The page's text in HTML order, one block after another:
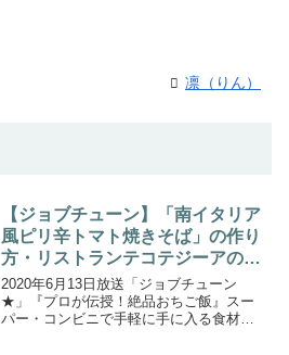
凛（りん）
【ジョブチューン】「南イタリア
風ピリ辛トマト焼きそば」の作り
方・リストランテコテジーアの江
部シェフが伝授 絶品おうちご飯
(2020.6.13)
2020年6月13日放送「ジョブチューン
★」『プロが伝授！絶品おちご飯』スー
パー・コンビニで手軽に手に入る食材を